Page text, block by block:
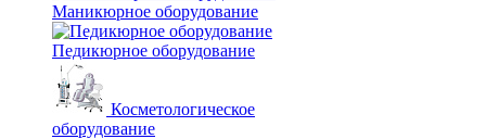
Маникюрное оборудование
Педикюрное оборудование
Косметологическое
оборудование